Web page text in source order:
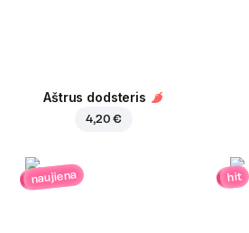
Aštrus dodsteris
4,20 €
naujiena hit